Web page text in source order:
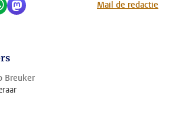
op LinkedIn
via WhatsApp
Delen via MastodonMail de redactie
Breuker